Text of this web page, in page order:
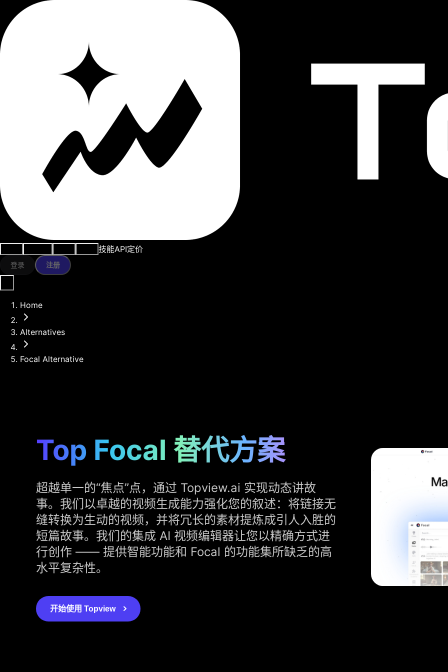
技能API定价
登录 注册
Home
Alternatives
Focal Alternative
Top Focal 替代方案
超越单一的“焦点”点，通过 Topview.ai 实现动态讲故
事。我们以卓越的视频生成能力强化您的叙述：将链接无
缝转换为生动的视频，并将冗长的素材提炼成引人入胜的
短篇故事。我们的集成 AI 视频编辑器让您以精确方式进
行创作 —— 提供智能功能和 Focal 的功能集所缺乏的高
水平复杂性。
开始使用 Topview